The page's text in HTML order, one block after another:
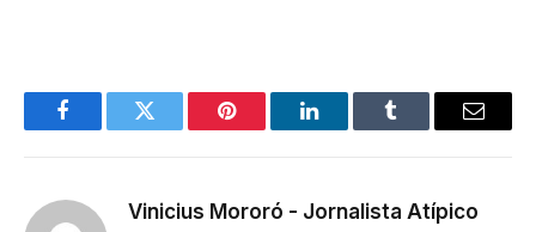
FacebookTwitter Pinterest LinkedInTumblr
E-
Vinicius Mororó - Jornalista Atípico